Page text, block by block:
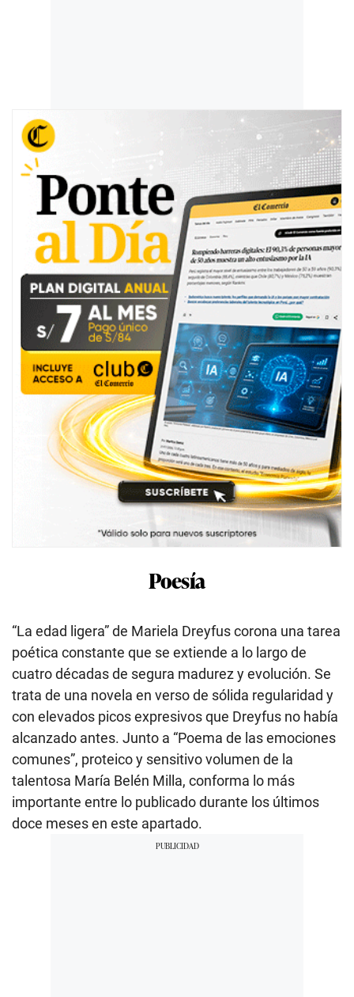
Poesía
“La edad ligera” de Mariela Dreyfus corona una tarea
poética constante que se extiende a lo largo de
cuatro décadas de segura madurez y evolución. Se
trata de una novela en verso de sólida regularidad y
con elevados picos expresivos que Dreyfus no había
alcanzado antes. Junto a “Poema de las emociones
comunes”, proteico y sensitivo volumen de la
talentosa María Belén Milla, conforma lo más
importante entre lo publicado durante los últimos
doce meses en este apartado.